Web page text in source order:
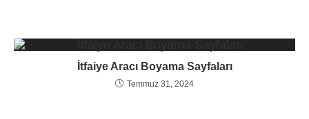
İtfaiye Aracı Boyama Sayfaları
Temmuz 31, 2024